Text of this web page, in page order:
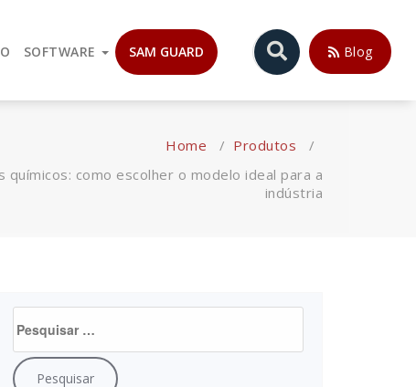
Atuando com Válvulas Globo de Controle, Válvulas Auto-
Blog
SOFTWARE SAM GUARD
Home / Produtos /
químicos: como escolher o modelo ideal para a
indústria